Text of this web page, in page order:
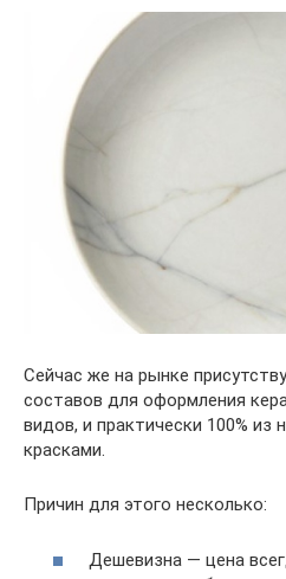
Сейчас же на рынке
составов для оформления
видов, и практически 100% из
красками.
Причин для этого несколько:
Дешевизна — цена